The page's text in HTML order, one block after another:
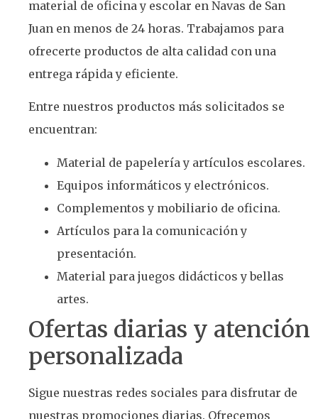
material de oficina y escolar en Navas de San
Juan en menos de 24 horas. Trabajamos para
ofrecerte productos de alta calidad con una
entrega rápida y eficiente.
Entre nuestros productos más solicitados se
encuentran:
Material de papelería y artículos escolares.
Equipos informáticos y electrónicos.
Complementos y mobiliario de oficina.
Artículos para la comunicación y
presentación.
Material para juegos didácticos y bellas
artes.
Ofertas diarias y atención
personalizada
Sigue nuestras redes sociales para disfrutar de
nuestras promociones diarias. Ofrecemos